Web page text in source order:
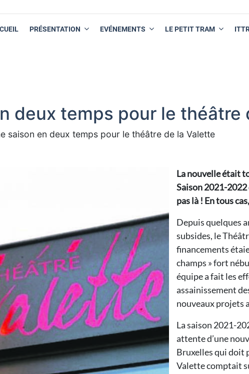
PRÉSENTATION EVÉNEMENTS LE PETIT TRAM
deux temps pour le théâtre
saison en deux temps pour le théâtre de la Valette
La nouvelle était
Saison 2021-
pas là ! En tous
Depuis quelques
subsides, le
financements
champs » fort
équipe a fait les
assainissement
nouveaux projets
La saison 2021-
attente d’une
Bruxelles qui doit
Valette comptait